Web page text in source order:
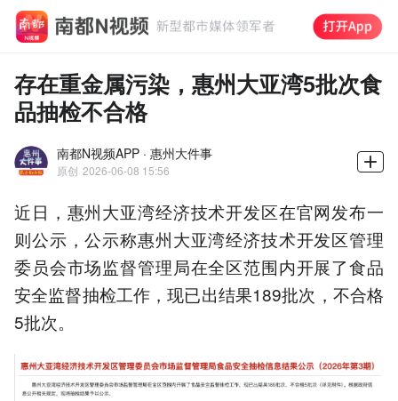
存在重金属污染，惠州大亚湾5批次食
品抽检不合格
南都N视频APP · 惠州大件事
原创 2026-06-08 15:56
近日，惠州大亚湾经济技术开发区在官网发布一
则公示，公示称惠州大亚湾经济技术开发区管理
委员会市场监督管理局在全区范围内开展了食品
安全监督抽检工作，现已出结果189批次，不合格
5批次。